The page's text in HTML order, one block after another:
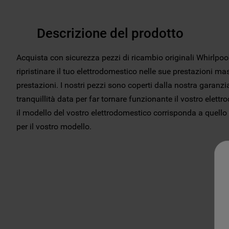
Descrizione del prodotto
Acquista con sicurezza pezzi di ricambio originali
ripristinare il tuo elettrodomestico nelle sue prestazioni
prestazioni. I nostri pezzi sono coperti dalla nostra
tranquillità data per far tornare funzionante il vostro
il modello del vostro elettrodomestico corrisponda a
per il vostro modello.